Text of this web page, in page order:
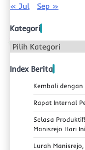
« Jul Sep »
Kategori
Kategori
Index Berita
Kembali dengan
Rapat Internal
Selasa
Manisrejo Hari
Lurah